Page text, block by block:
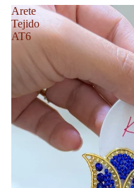
Arete
Tejido
AT6